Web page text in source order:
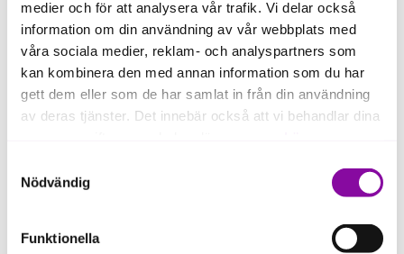
medier och för att analysera vår trafik. Vi delar också
information om din användning av vår webbplats med
våra sociala medier, reklam- och analyspartners som
kan kombinera den med annan information som du har
gett dem eller som de har samlat in från din användning
av deras tjänster. Det innebär också att vi behandlar dina
Om du klickar på avvisa kommer användning av kakor
eller delning av information enligt ovan, inte att ske,
förutom för kakor som är nödvändiga för att hemsidan
ska fungera se mer under inställningar.
Nödvändig
Funktionella
Regional
exportsamverkan
Exportsamverkan (RES) på Gotland. Vi
kontakt med Linus Atterby på Almi